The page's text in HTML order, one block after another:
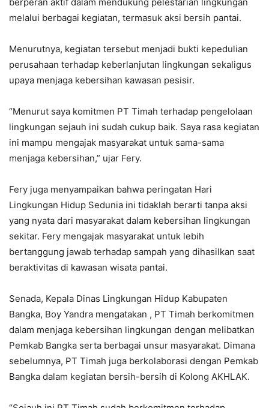
berperan aktif dalam mendukung pelestarian lingkungan
melalui berbagai kegiatan, termasuk aksi bersih pantai.
Menurutnya, kegiatan tersebut menjadi bukti kepedulian
perusahaan terhadap keberlanjutan lingkungan sekaligus
upaya menjaga kebersihan kawasan pesisir.
“Menurut saya komitmen PT Timah terhadap pengelolaan
lingkungan sejauh ini sudah cukup baik. Saya rasa kegiatan
ini mampu mengajak masyarakat untuk sama-sama
menjaga kebersihan,” ujar Fery.
Fery juga menyampaikan bahwa peringatan Hari
Lingkungan Hidup Sedunia ini tidaklah berarti tanpa aksi
yang nyata dari masyarakat dalam kebersihan lingkungan
sekitar. Fery mengajak masyarakat untuk lebih
bertanggung jawab terhadap sampah yang dihasilkan saat
beraktivitas di kawasan wisata pantai.
Senada, Kepala Dinas Lingkungan Hidup Kabupaten
Bangka, Boy Yandra mengatakan , PT Timah berkomitmen
dalam menjaga kebersihan lingkungan dengan melibatkan
Pemkab Bangka serta berbagai unsur masyarakat. Dimana
sebelumnya, PT Timah juga berkolaborasi dengan Pemkab
Bangka dalam kegiatan bersih-bersih di Kolong AKHLAK.